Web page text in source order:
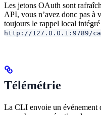
Les jetons OAuth sont
API, vous n’avez donc pas à
toujours le rappel local
http://127.0.0.1:9789/
Télémétrie
La CLI envoie un événement